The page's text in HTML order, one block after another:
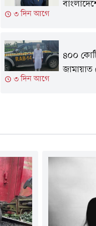
৩ দিন আগে
৩ দিন আগে
৪০০
জামায়াত